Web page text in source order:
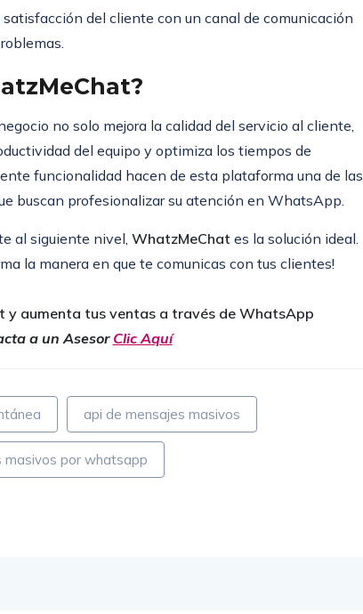
satisfacción del cliente con un canal de comunicación
no solo mejora la calidad del servicio al cliente,
del equipo y optimiza los tiempos de
funcionalidad hacen de esta plataforma una de las
buscan profesionalizar su atención en WhatsApp.
al siguiente nivel, WhatzMeChat es la solución ideal.
la manera en que te comunicas con tus clientes!
y aumenta tus ventas a través de WhatsApp
a un AsesorClic Aquí
api de mensajes masivos
masivos por whatsapp